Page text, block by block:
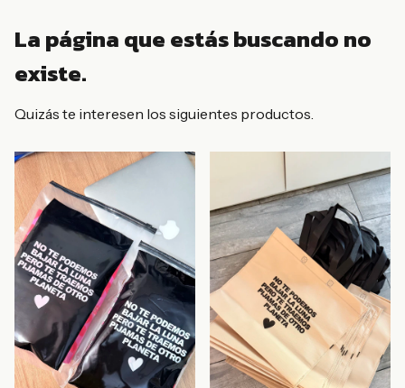
La página que estás buscando no
existe.
Quizás te interesen los siguientes productos.